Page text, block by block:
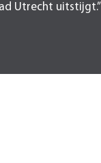
Utrecht uitstijgt.”